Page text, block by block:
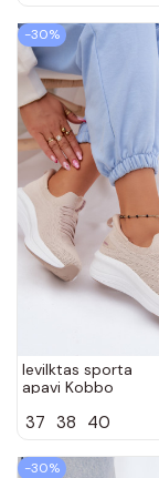
-30%
Ievilktas sporta
apavi Kobbo
krāsā
37 38 40
-30%